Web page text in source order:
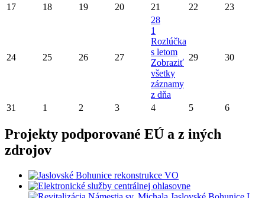
17 18 19 20 21 22 23
24 25 26 27
28
1
Rozlúčka
s letom
Zobraziť
všetky
záznamy
z dňa
29 30
31 1 2 3 4 5 6
Projekty podporované EÚ a z iných
zdrojov